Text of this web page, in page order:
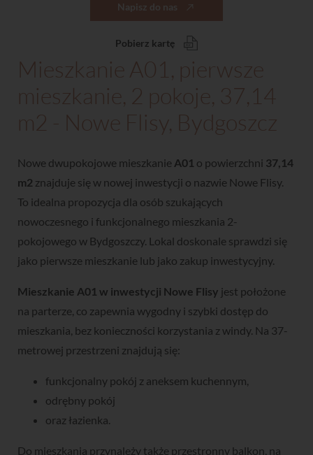
Napisz do nas
Pobierz kartę
Mieszkanie A01, pierwsze
mieszkanie, 2 pokoje, 37,14
m2 - Nowe Flisy, Bydgoszcz
Nowe dwupokojowe mieszkanie A01 o powierzchni 37,14
m2 znajduje się w nowej inwestycji o nazwie Nowe Flisy.
To idealna propozycja dla osób szukających
nowoczesnego i funkcjonalnego mieszkania 2-
pokojowego w Bydgoszczy. Lokal doskonale sprawdzi się
jako pierwsze mieszkanie lub jako zakup inwestycyjny.
Mieszkanie A01 w inwestycji Nowe Flisy jest położone
na parterze, co zapewnia wygodny i szybki dostęp do
mieszkania, bez konieczności korzystania z windy. Na 37-
metrowej przestrzeni znajdują się:
funkcjonalny pokój z aneksem kuchennym,
odrębny pokój
oraz łazienka.
Do mieszkania przynależy także przestronny balkon, na